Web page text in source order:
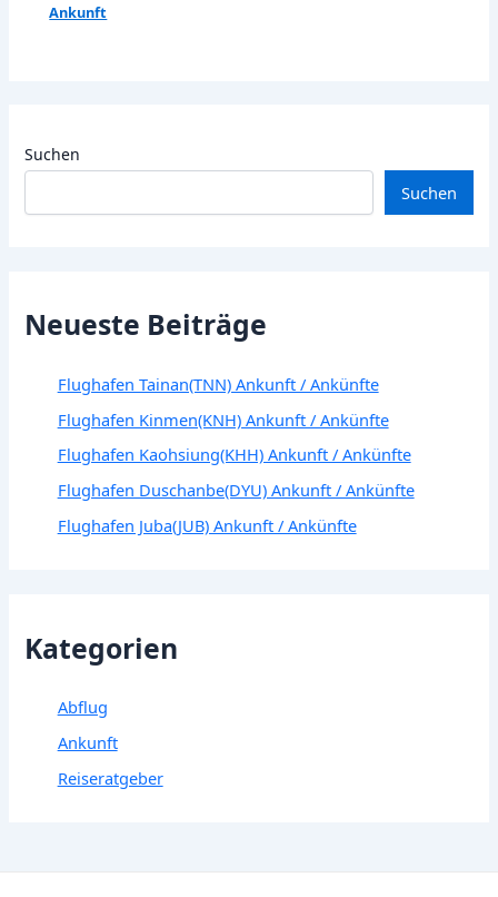
Ankunft
Suchen
Suchen
Neueste Beiträge
Flughafen Tainan(TNN) Ankunft / Ankünfte
Flughafen Kinmen(KNH) Ankunft / Ankünfte
Flughafen Kaohsiung(KHH) Ankunft / Ankünfte
Flughafen Duschanbe(DYU) Ankunft / Ankünfte
Flughafen Juba(JUB) Ankunft / Ankünfte
Kategorien
Abflug
Ankunft
Reiseratgeber